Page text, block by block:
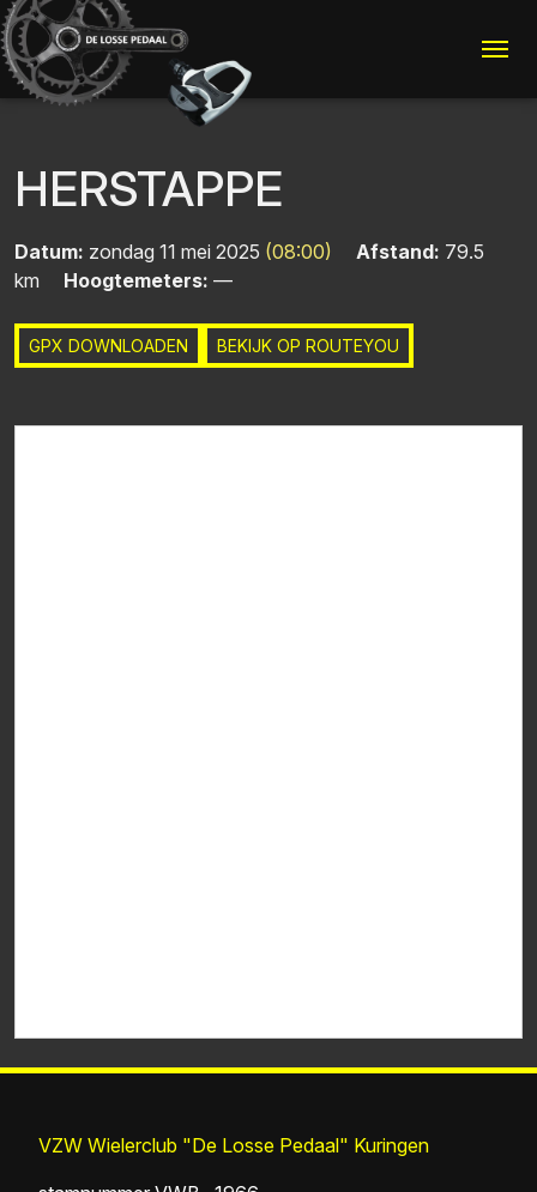
HERSTAPPE
Datum: zondag 11 mei 2025 (08:00) Afstand: 79.5
km
Hoogtemeters: —
GPX DOWNLOADEN BEKIJK OP ROUTEYOU
VZW Wielerclub "De Losse Pedaal" Kuringen